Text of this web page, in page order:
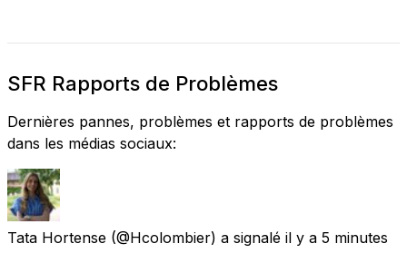
SFR Rapports de Problèmes
Dernières pannes, problèmes et rapports de problèmes
dans les médias sociaux:
Tata Hortense (@Hcolombier) a signalé il y a 5 minutes